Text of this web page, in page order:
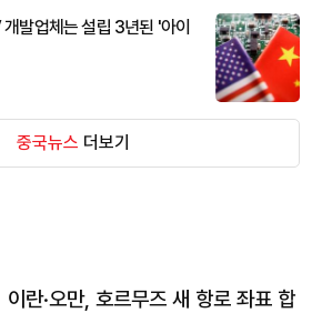
발업체는 설립 3년된 '아이
중국뉴스 더보기
이란·오만, 호르무즈 새 항로 좌표 합